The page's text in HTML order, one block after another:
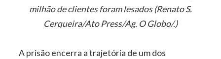
milhão de clientes foram lesados (Renato S.
Cerqueira/Ato Press/Ag. O Globo/.)
A prisão encerra a trajetória de um dos